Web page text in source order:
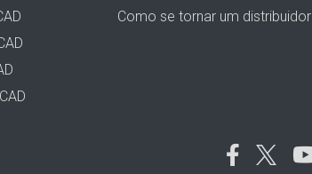
Como se tornar um distribuidor